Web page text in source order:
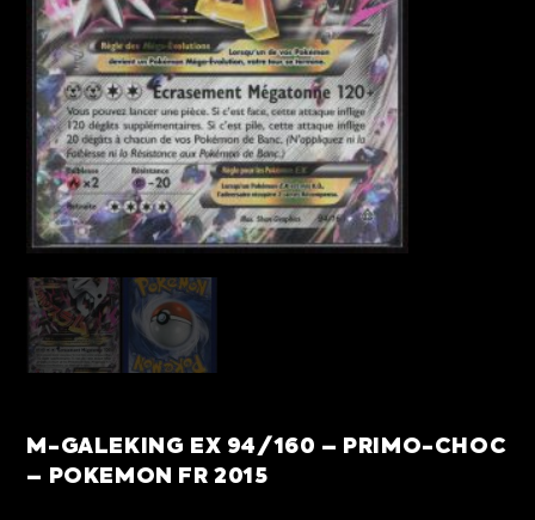
M-GALEKING EX 94/160 – PRIMO-CHOC
– POKEMON FR 2015